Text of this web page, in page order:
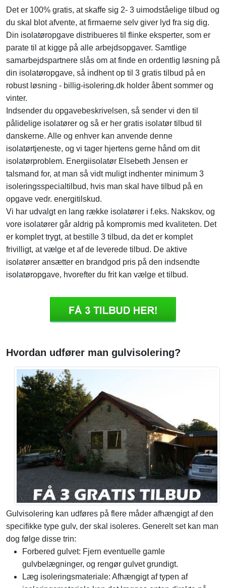
Det er 100% gratis, at skaffe sig 2- 3 uimodståelige tilbud og
du skal blot afvente, at firmaerne selv giver lyd fra sig dig.
Din isolatøropgave distribueres til flinke eksperter, som er
parate til at kigge på alle arbejdsopgaver. Samtlige
samarbejdspartnere slås om at finde en ordentlig løsning på
din isolatøropgave, så indhent op til 3 gratis tilbud på en
robust løsning - billig-isolering.dk holder åbent sommer og
vinter.
Indsender du opgavebeskrivelsen, så sender vi den til
pålidelige isolatører og så er her gratis isolatør tilbud til
danskerne. Alle og enhver kan anvende denne
isolatørtjeneste, og vi tager hjertens gerne hånd om dit
isolatørproblem. Energiisolatør Elsebeth Jensen er
talsmand for, at man så vidt muligt indhenter minimum 3
isoleringsspecialtilbud, hvis man skal have tilbud på en
opgave vedr. energitilskud.
Vi har udvalgt en lang række isolatører i f.eks. Nakskov, og
vore isolatører går aldrig på kompromis med kvaliteten. Det
er komplet trygt, at bestille 3 tilbud, da det er komplet
frivilligt, at vælge et af de leverede tilbud. De aktive
isolatører ansætter en brandgod pris på den indsendte
isolatøropgave, hvorefter du frit kan vælge et tilbud.
Hvordan udfører man gulvisolering?
Gulvisolering kan udføres på flere måder afhængigt af den
specifikke type gulv, der skal isoleres. Generelt set kan man
dog følge disse trin:
Forbered gulvet: Fjern eventuelle gamle
gulvbelægninger, og rengør gulvet grundigt.
Læg isoleringsmateriale: Afhængigt af typen af